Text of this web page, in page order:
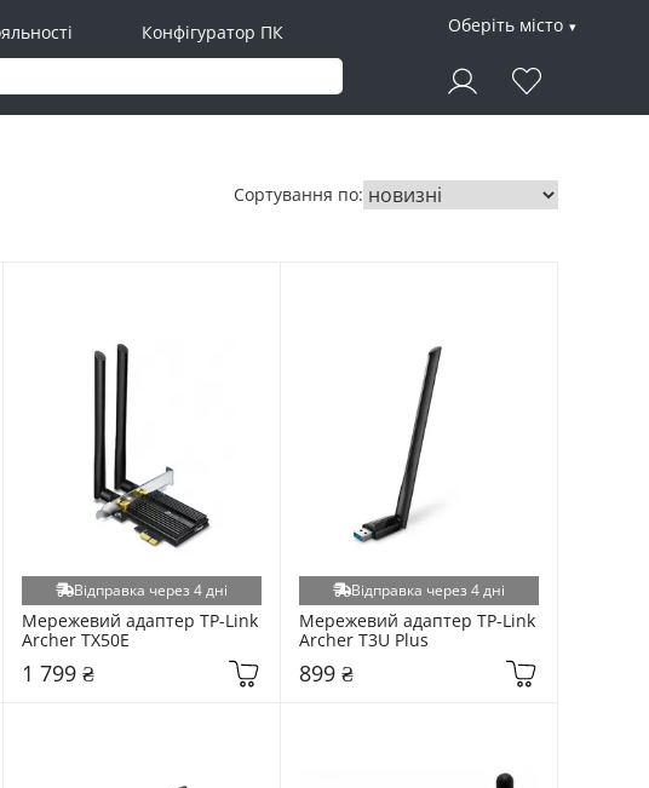
Конфігуратор ПК Оберіть місто
Сортування по:
Відправка через 4 дні
Мережевий адаптер TP-Link
Archer TX50E
1 799 ₴
Відправка через 4 дні
Мережевий адаптер TP-Link
Archer T3U Plus
899 ₴